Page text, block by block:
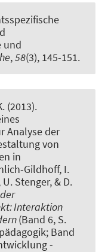
und
,58(3), 145-151.
(2013).
Analyse der
von
in
Gildhoff, I.
Stenger, & D.
Interaktion
(Band 6, S.
Band
-